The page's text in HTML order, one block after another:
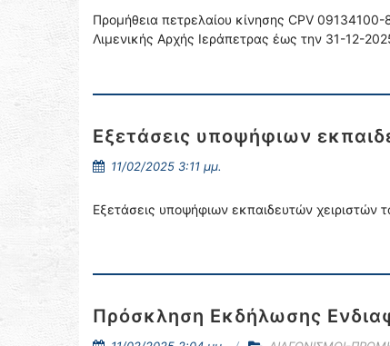
Προμήθεια πετρελαίου κίνησης CPV
Λιμενικής Αρχής Ιεράπετρας έως την 31-12-
Εξετάσεις υποψήφιων
11/02/2025 3:11 μμ.
Εξετάσεις υποψήφιων εκπαιδευτών
Πρόσκληση Εκδήλωσης